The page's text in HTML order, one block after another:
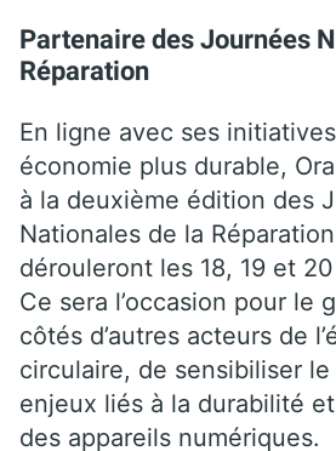
Partenaire des Journées
Réparation
En ligne avec ses
économie plus durable,
à la deuxième édition des
Nationales de la
dérouleront les 18, 19 et
Ce sera l’occasion pour le
côtés d’autres acteurs de
circulaire, de sensibiliser
enjeux liés à la durabilité
des appareils numériques.